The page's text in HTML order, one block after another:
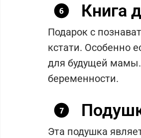
Книга
Подарок с
кстати. Особенно
для будущей
беременности.
Эта подушка